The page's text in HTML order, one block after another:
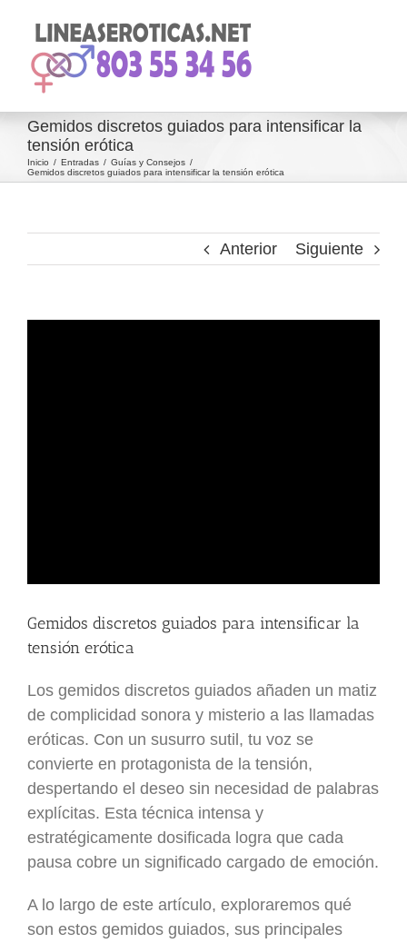
contenido
Gemidos discretos guiados para intensificar la
tensión erótica
Inicio Entradas
Guías y Consejos
Gemidos discretos guiados para intensificar la tensión erótica
Anterior Siguiente
Gemidos discretos guiados para intensificar la
tensión erótica
Los gemidos discretos guiados añaden un matiz
de complicidad sonora y misterio a las llamadas
eróticas. Con un susurro sutil, tu voz se
convierte en protagonista de la tensión,
despertando el deseo sin necesidad de palabras
explícitas. Esta técnica intensa y
estratégicamente dosificada logra que cada
pausa cobre un significado cargado de emoción.
A lo largo de este artículo, exploraremos qué
son estos gemidos guiados, sus principales